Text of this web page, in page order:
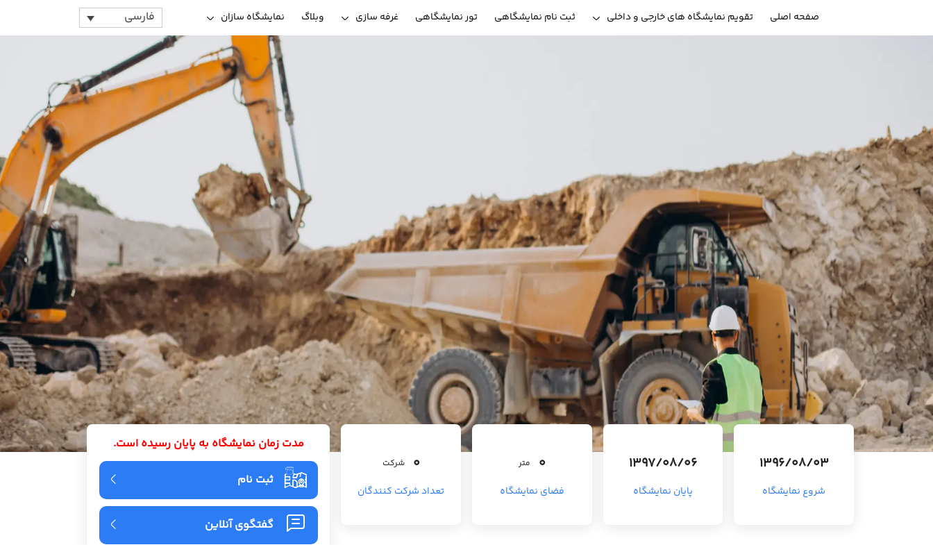
صفحه اصلی تقویم نمایشگاه های خارجی و داخلی ثبت نام نمایشگاهی تور نمایشگاهی غرفه سازی وبلاگ نمایشگاه سازان فارسی
1396/08/03
شروع نمایشگاه
1397/08/06
پایان نمایشگاه
0 متر
فضای نمایشگاه
0 شرکت
تعداد شرکت کنندگان
مدت زمان نمایشگاه به پایان رسیده است.
ثبت نام
گفتگوی آنلاین